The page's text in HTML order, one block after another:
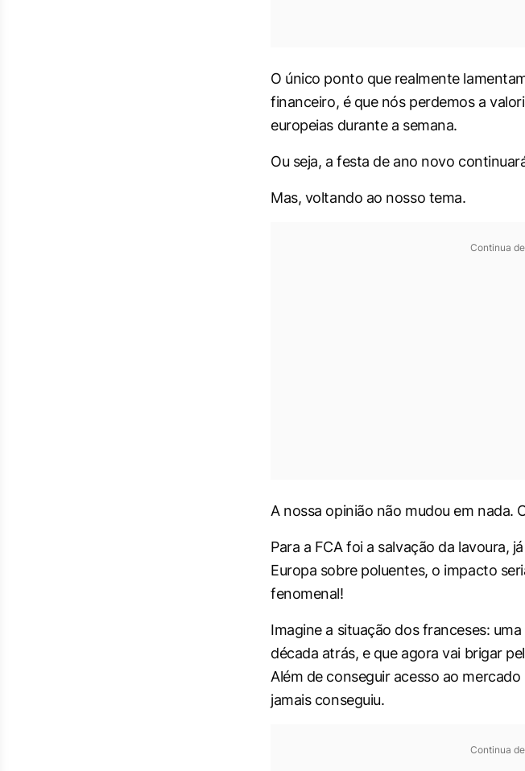
O único ponto que realmente
financeiro, é que nós perdemos a
europeias durante a semana.
Ou seja, a festa de ano novo
Mas, voltando ao nosso tema.
Continua
A nossa opinião não mudou em nada.
Para a FCA foi a salvação da lavoura,
Europa sobre poluentes, o impacto
fenomenal!
Imagine a situação dos franceses:
década atrás, e que agora vai brigar
Além de conseguir acesso ao
jamais conseguiu.
Continua